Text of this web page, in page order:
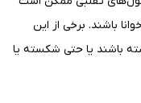
باشند. برخی از این
باشند یا حتی شکسته یا